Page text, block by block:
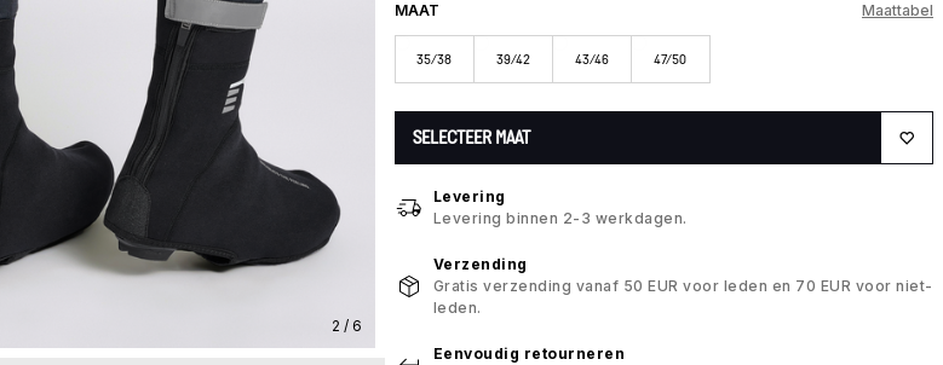
2 / 6
MAAT Maattabel
35/38 39/42 43/46 47/50
SELECTEER MAAT
Levering
Levering binnen 2-3 werkdagen.
Verzending
Gratis verzending vanaf 50 EUR voor leden en 70 EUR voor niet-
leden.
Eenvoudig retourneren